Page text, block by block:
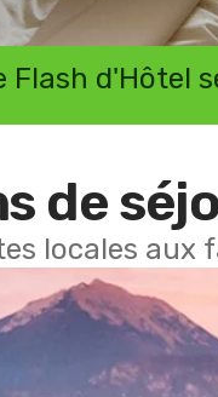
Flash d'Hôtel
de
locales